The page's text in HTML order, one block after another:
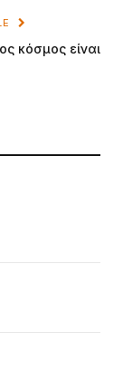
κόσμος είναι